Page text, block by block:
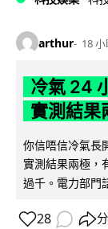
arthur 18
冷氣 24
實測結果
你信唔信冷氣長
實測結果兩極，
過千。電力部門
28